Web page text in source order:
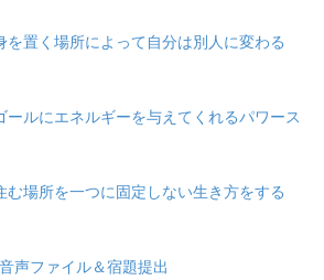
置く場所によって自分は別人に変わる
ルにエネルギーを与えてくれるパワース
場所を一つに固定しない生き方をする
声ファイル＆宿題提出